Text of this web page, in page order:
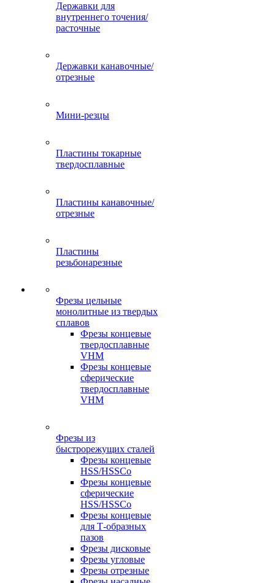
Державки для
внутреннего точения/
расточные
Державки канавочные/
отрезные
Мини-резцы
Пластины токарные
твердосплавные
Пластины канавочные/
отрезные
Пластины
резьбонарезные
Фрезы цельные
монолитные из твердых
сплавов
Фрезы концевые
твердосплавные
VHM
Фрезы концевые
сферические
твердосплавные
VHM
Фрезы из
быстрорежущих сталей
Фрезы концевые
HSS/HSSCo
Фрезы концевые
сферические
HSS/HSSCo
Фрезы концевые
для Т-образных
пазов
Фрезы дисковые
Фрезы угловые
Фрезы отрезные